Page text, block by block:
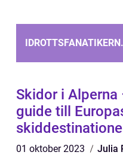
IDROTTSFANATIKERN.
Skidor i
guide till
01 oktober 2023 Julia